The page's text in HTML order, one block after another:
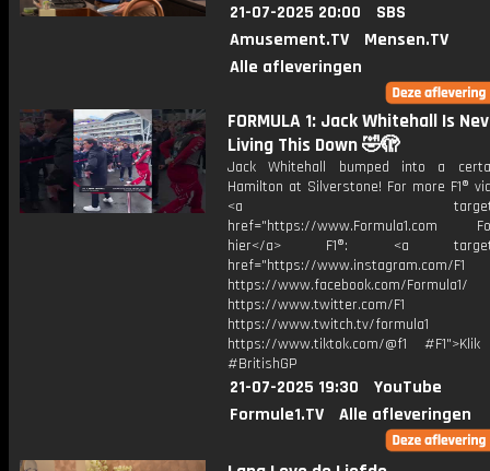
21-07-2025 20:00
SBS
Amusement.TV
Mensen.TV
Alle afleveringen
FORMULA 1: Jack Whitehall Is
Living This Down 🤣🫣
Jack Whitehall bumped into a
Hamilton at Silverstone! For more F1®
<a
href="https://www.Formula1.com
hier</a> F1®: <a
href="https://www.instagram.com/F1
https://www.facebook.com/Formula1/
https://www.twitter.com/F1
https://www.twitch.tv/formula1
https://www.tiktok.com/@f1
#BritishGP
21-07-2025 19:30
YouTube
Formule1.TV
Alle afleveringen